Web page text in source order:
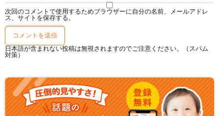
次回のコメントで使用するためブラウザーに自分の名前、メールアドレ
ス、サイトを保存する。
日本語が含まれない投稿は無視されますのでご注意ください。（スパム
対策）